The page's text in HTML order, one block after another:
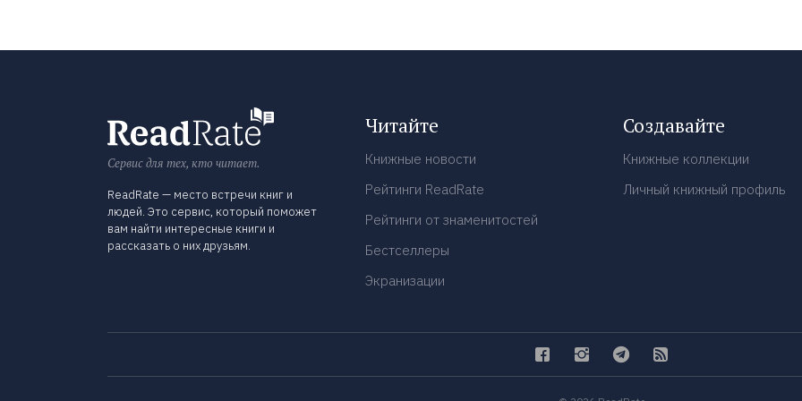
Сервис для тех, кто читает.
ReadRate — место встречи книг и
людей. Это сервис, который поможет
вам найти интересные книги и
рассказать о них друзьям.
Читайте
Книжные новости
Рейтинги ReadRate
Рейтинги от знаменитостей
Бестселлеры
Экранизации
Создавайте
Книжные коллекции
Личный книжный профиль